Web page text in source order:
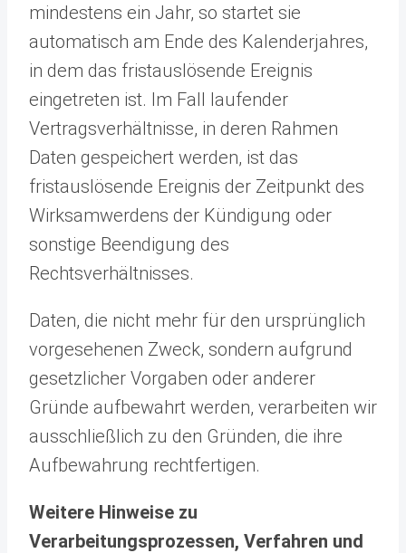
mindestens ein Jahr, so startet sie
automatisch am Ende des Kalenderjahres,
in dem das fristauslösende Ereignis
eingetreten ist. Im Fall laufender
Vertragsverhältnisse, in deren Rahmen
Daten gespeichert werden, ist das
fristauslösende Ereignis der Zeitpunkt des
Wirksamwerdens der Kündigung oder
sonstige Beendigung des
Rechtsverhältnisses.
Daten, die nicht mehr für den ursprünglich
vorgesehenen Zweck, sondern aufgrund
gesetzlicher Vorgaben oder anderer
Gründe aufbewahrt werden, verarbeiten wir
ausschließlich zu den Gründen, die ihre
Aufbewahrung rechtfertigen.
Weitere Hinweise zu
Verarbeitungsprozessen, Verfahren und